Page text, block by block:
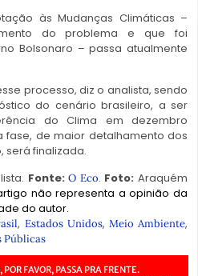
às Mudanças Climáticas –
do problema e que foi
Bolsonaro – passa atualmente
processo, diz o analista, sendo
do cenário brasileiro, a ser
do Clima em dezembro
fase, de maior detalhamento dos
será finalizada.
Fonte: O Eco. Foto: Araquém
não representa a opinião da
do autor.
, Estados Unidos, Meio Ambiente,
Públicas
FAVOR, PASSA PRA FRENTE.